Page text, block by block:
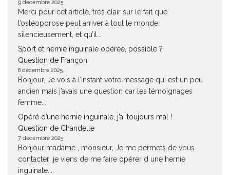
9 décembre 2025
Merci pour cet article, très clair sur le fait que
l’ostéoporose peut arriver à tout le monde,
silencieusement, et qu’il...
Sport et hernie inguinale opérée, possible ?
Question de Françon
8 décembre 2025
Bonjour, Je vois à l’instant votre message qui est un peu
ancien mais j’avais une question car les témoignages
femme...
Opéré d’une hernie inguinale, j’ai toujours mal !
Question de Chandelle
7 décembre 2025
Bonjour madame , monsieur, Je me permets de vous
contacter ,je viens de me faire opérer d une hernie
inguinale....